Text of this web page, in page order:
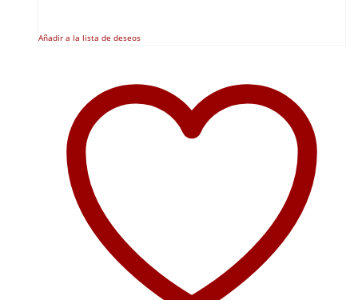
Añadir a la lista de deseos